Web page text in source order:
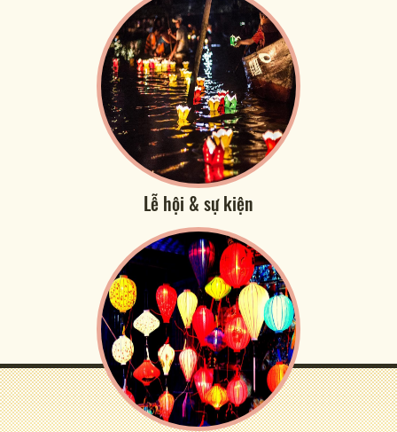
Lễ hội & sự kiện